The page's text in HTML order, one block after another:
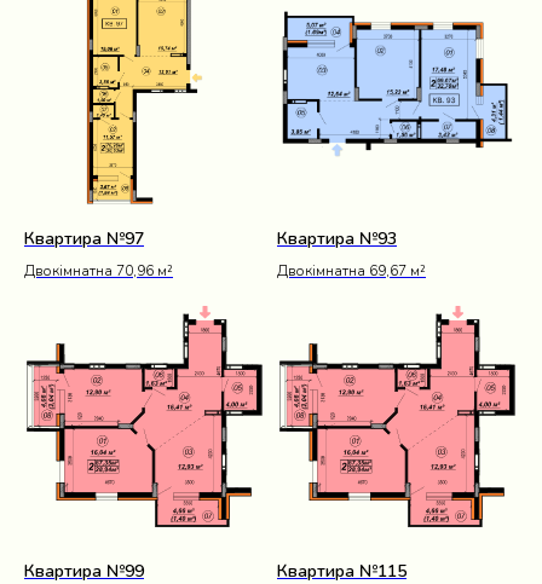
Квартира №97
Двокімнатна 70,96 м²
Квартира №93
Двокімнатна 69,67 м²
Квартира №99 Квартира №115